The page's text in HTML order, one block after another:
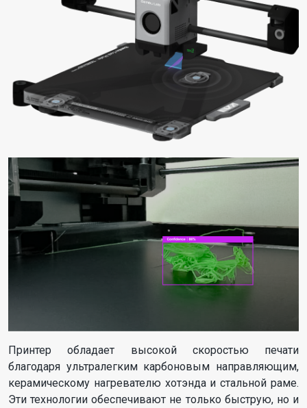
Принтер обладает высокой скоростью печати
благодаря ультралегким карбоновым направляющим,
керамическому нагревателю хотэнда и стальной раме.
Эти технологии обеспечивают не только быструю, но и